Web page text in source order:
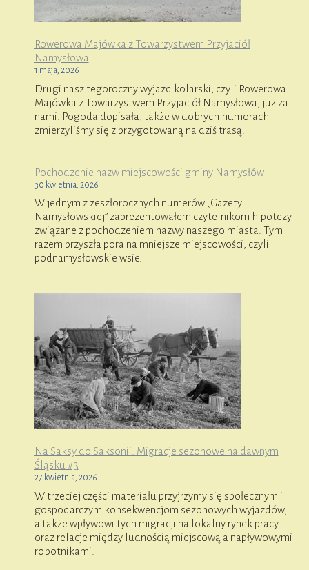
Rowerowa Majówka z Towarzystwem Przyjaciół
Namysłowa
1 maja, 2026
Drugi nasz tegoroczny wyjazd kolarski, czyli Rowerowa
Majówka z Towarzystwem Przyjaciół Namysłowa, już za
nami. Pogoda dopisała, także w dobrych humorach
zmierzyliśmy się z przygotowaną na dziś trasą.
Pochodzenie nazw miejscowości gminy Namysłów
30 kwietnia, 2026
W jednym z zeszłorocznych numerów „Gazety
Namysłowskiej” zaprezentowałem czytelnikom hipotezy
związane z pochodzeniem nazwy naszego miasta. Tym
razem przyszła pora na mniejsze miejscowości, czyli
podnamysłowskie wsie.
Na Saksy do Saksonii. Migracje sezonowe na dawnym
Śląsku #3
27 kwietnia, 2026
W trzeciej części materiału przyjrzymy się społecznym i
gospodarczym konsekwencjom sezonowych wyjazdów,
a także wpływowi tych migracji na lokalny rynek pracy
oraz relacje między ludnością miejscową a napływowymi
robotnikami.